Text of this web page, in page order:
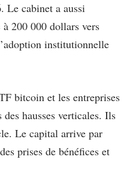
Le cabinet a aussi
200 000 dollars vers
institutionnelle
bitcoin et les entreprises
hausses verticales. Ils
Le capital arrive par
prises de bénéfices et